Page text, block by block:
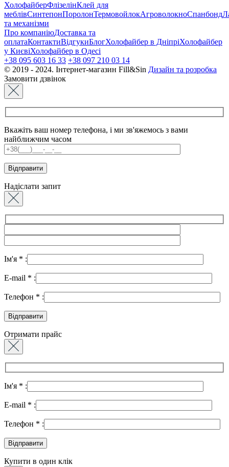
ХолофайберФлізелінКлей для
меблівСинтепонПоролонТермовойлокАгроволокноСпанбонд
та механізми
Про компаніюДоставка та
оплатаКонтактиВідгукиБлогХолофайбер в ДніпріХолофайбер
у КиєвіХолофайбер в Одесі
+38 095 603 16 33 +38 097 210 03 14
© 2019 - 2024. Інтернет-магазин Fill&Sin Дизайн та розробка
Замовити дзвінок
Вкажіть ваш номер телефона, і ми зв'яжемось з вами
найближчим часом
Надіслати запит
Ім'я * :
E-mail * :
Телефон * :
Отримати прайс
Ім'я * :
E-mail * :
Телефон * :
Купити в один клік